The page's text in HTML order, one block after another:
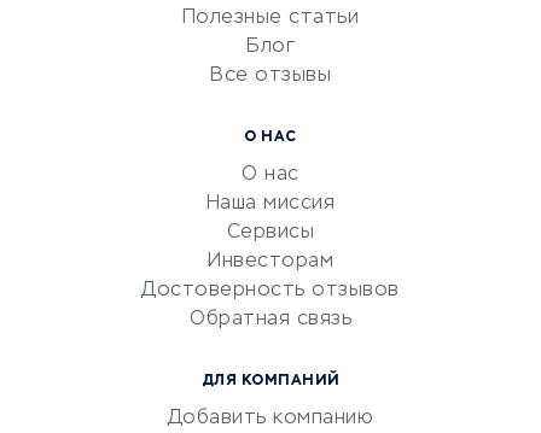
УСЛУГИ ДЛЯ БИЗНЕСА
документооборот
Юридические компании
Полезные статьи
Блог
Все отзывы
О НАС
О нас
Наша миссия
Сервисы
Инвесторам
Достоверность отзывов
Обратная связь
ДЛЯ КОМПАНИЙ
Добавить компанию